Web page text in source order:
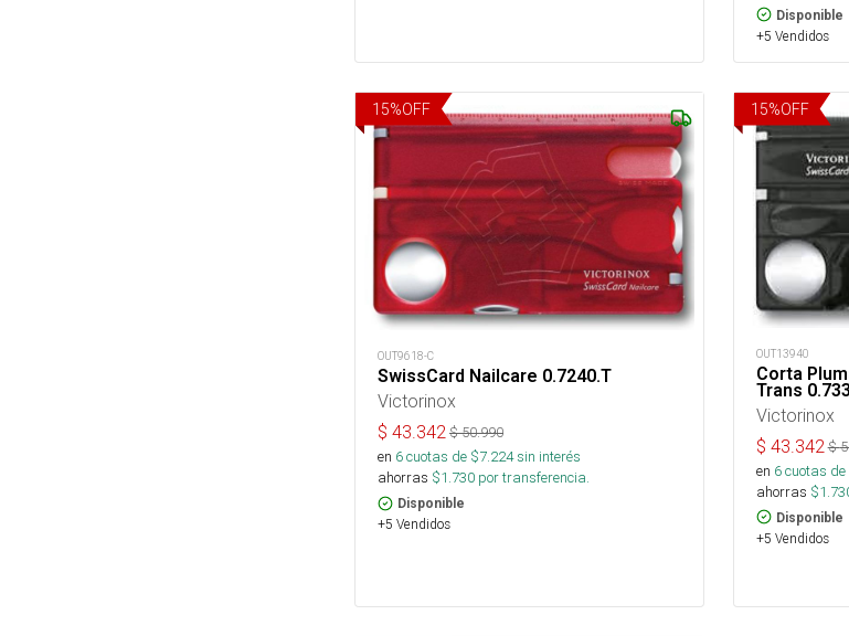
Disponible
+5 Vendidos
15%OFF
OUT9618-C
SwissCard Nailcare 0.7240.T
Victorinox
$ 43.342 $50.990
en 6cuotas de $7.224sin interés
ahorras $1.730 por transferencia.
Disponible
+5 Vendidos
15%OFF
OUT13940
Corta
Trans
Victorinox
$ 43.342 $
en 6cuotas de
ahorras $
Disponible
+5 Vendidos